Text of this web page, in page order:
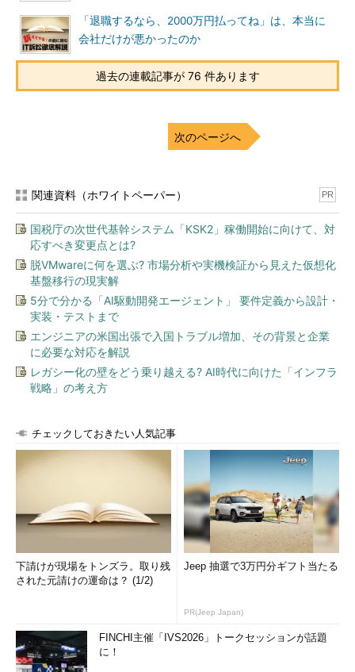
「退職するなら、2000万円払ってね」は、本当に
会社だけが悪かったのか
過去の連載記事が 76 件あります
次のページへ
関連資料（ホワイトペーパー） PR
国税庁の次世代基幹システム「KSK2」稼働開始に向けて、対
応すべき変更点とは?
脱VMwareに何を選ぶ? 市場分析や実機検証から見えた仮想化
基盤移行の現実解
5分で分かる「AI駆動開発エージェント」 要件定義から設計・
実装・テストまで
エンジニアの米国出張で入国トラブル増加、その背景と企業
に必要な対応を解説
レガシー化の壁をどう乗り越える? AI時代に向けた「インフラ
戦略」の考え方
チェックしておきたい人気記事
下請けが現場をトンズラ。取り残
された元請けの運命は？ (1/2)
Jeep 抽選で3万円分ギフト当たる
PR(Jeep Japan)
FINCHI主催「IVS2026」トークセッションが話題
に！